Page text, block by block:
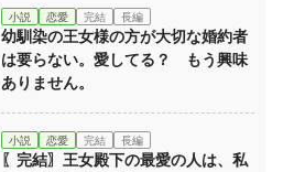
小説 恋愛 完結 長編
幼馴染の王女様の方が大切な婚約者
は要らない。愛してる？ もう興味
ありません。
小説 恋愛 完結 長編
〖完結〗王女殿下の最愛の人は、私